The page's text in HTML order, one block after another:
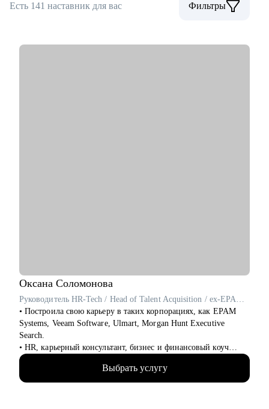
Есть 141 наставник для вас Фильтры
Оксана Соломонова
Руководитель HR-Tech / Head of Talent Acquisition / ex-EPAM Systems, Veeam Software
• Построила свою карьеру в таких корпорациях, как EPAM
Systems, Veeam Software, Ulmart, Morgan Hunt Executive
Search.
• HR, карьерный консультант, бизнес и финансовый коуч
(ICF), ментор по управлению командой для руководителей
• С нуля создавала HR программы и IT продукты и внедряла в
Выбрать услугу